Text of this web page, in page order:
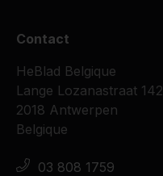
Contact
HeBlad Belgique
Lange Lozanastraat 142
2018 Antwerpen
Belgique
03 808 1759